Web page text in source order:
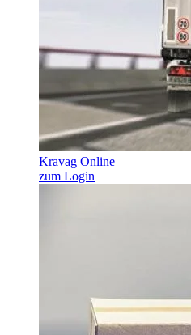
Kravag Online
zum Login